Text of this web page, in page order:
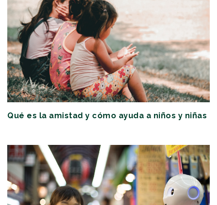
Qué es la amistad y cómo ayuda a niños y niñas